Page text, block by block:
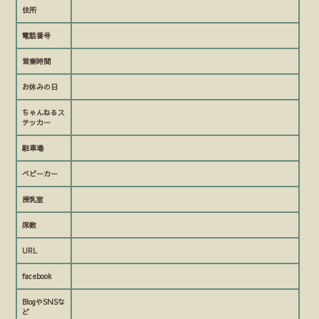
住所
電話番号
営業時間
お休みの日
ちゃんねるス
テッカー
駐車場
ベビーカー
授乳室
席数
URL
facebook
BlogやSNSな
ど